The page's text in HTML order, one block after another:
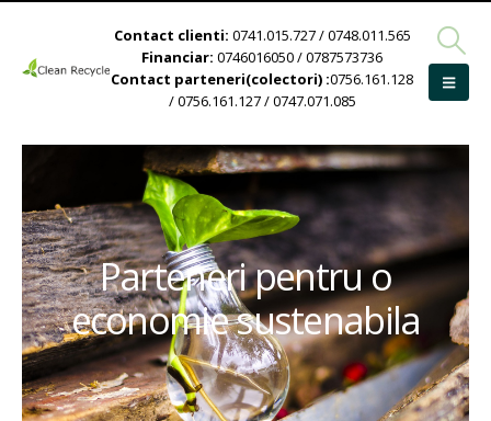
Contact clienti: 0741.015.727 / 0748.011.565
Financiar: 0746016050 / 0787573736
Contact parteneri(colectori) :0756.161.128
/ 0756.161.127 / 0747.071.085
Parteneri pentru o
economie sustenabila